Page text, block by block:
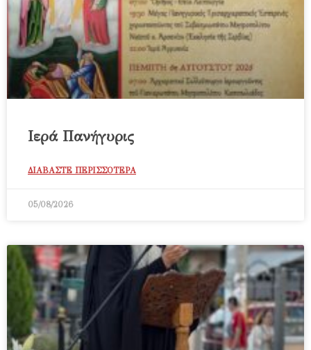
Ιερά Πανήγυρις
ΔΙΑΒΑΣΤΕ ΠΕΡΙΣΣΟΤΕΡΑ
05/08/2026